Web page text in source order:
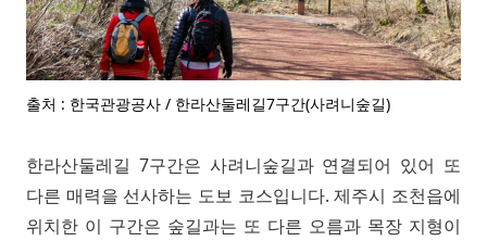
출처 : 한국관광공사 / 한라산둘레길7구간(사려니숲길)
한라산둘레길 7구간은 사려니숲길과 연결되어 있어 또
다른 매력을 선사하는 도보 코스입니다. 제주시 조천읍에
위치한 이 구간은 숲길과는 또 다른 오름과 목장 지형이